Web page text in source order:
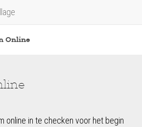
Online
online in te checken voor het begin